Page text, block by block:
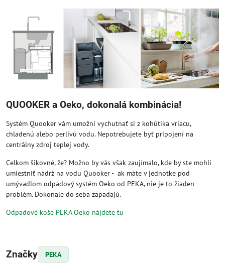
QUOOKER a Oeko, dokonalá kombinácia!
Systém Quooker vám umožní vychutnať si z kohútika vriacu,
chladenú alebo perlivú vodu. Nepotrebujete byť pripojení na
centrálny zdroj teplej vody.
Celkom šikovné, že? Možno by vás však zaujímalo, kde by ste mohli
umiestniť nádrž na vodu Quooker - ak máte v jednotke pod
umývadlom odpadový systém Oeko od PEKA, nie je to žiaden
problém. Dokonale do seba zapadajú.
Odpadové koše PEKA Oeko nájdete tu
Značky PEKA